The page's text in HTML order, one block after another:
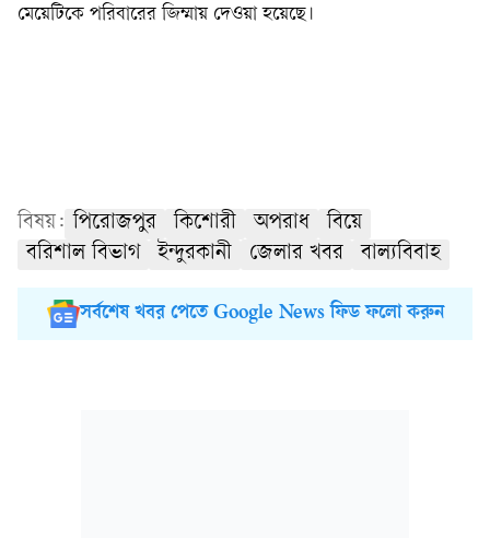
মেয়েটিকে পরিবারের জিম্মায় দেওয়া হয়েছে।
বিষয়: পিরোজপুর কিশোরী অপরাধ
বিয়ে
বরিশাল বিভাগ
ইন্দুরকানী জেলার খবর বাল্যবিবাহ
সর্বশেষ খবর পেতে Google News ফিড ফলো করুন